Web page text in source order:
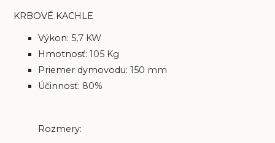
KRBOVÉ KACHLE
Výkon: 5,7 KW
Hmotnosť: 105 Kg
Priemer dymovodu: 150 mm
Účinnosť: 80%
Rozmery: